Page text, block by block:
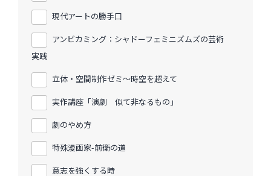
現代アートの勝手口
アンビカミング：シャドーフェミニズムズの芸術
実践
立体・空間制作ゼミ〜時空を超えて
実作講座「演劇 似て非なるもの」
劇のやめ方
特殊漫画家-前衛の道
意志を強くする時